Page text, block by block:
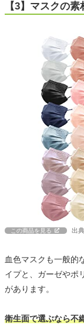
【3】マスクの
この商品を見る 出
血色マスクも一般的
イプと、ガーゼやポ
があります。
衛生面で選ぶなら不